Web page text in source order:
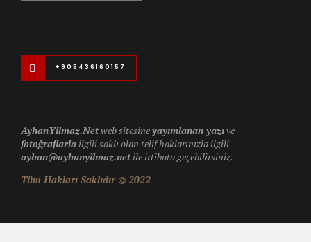
+905436160157
AyhanYilmaz.Netweb sitesineyayımlanan yazıve
fotoğraflarla ilgili saklı olan telif haklarınızla ilgili
ayhan@ayhanyilmaz.netile irtibata geçebilirsiniz.
Tüm Hakları Saklıdır © 2022